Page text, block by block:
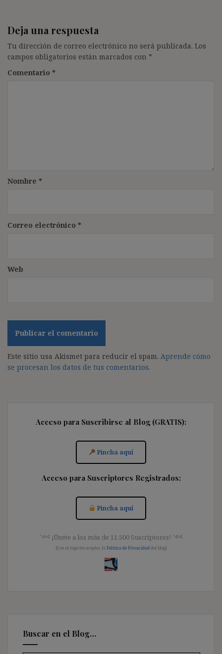
Deja una respuesta
Tu dirección de correo electrónico no será publicada. Los
campos obligatorios están marcados con *
Comentario *
Nombre *
Correo electrónico *
Web
Este sitio usa Akismet para reducir el spam. Aprende cómo
se procesan los datos de tus comentarios.
Acceso para Suscribirse al Blog (GRATIS):
Pincha aquí
Acceso para Suscriptores Registrados:
Pincha aquí
༺ ¡Únete a los más de 11.500 Suscriptores! ༺
[Con el registro aceptas la Política de Privacidad del blog]
Buscar en el Blog…